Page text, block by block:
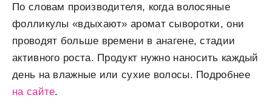
По словам производителя, когда волосяные
фолликулы «вдыхают» аромат сыворотки, они
проводят больше времени в анагене, стадии
активного роста. Продукт нужно наносить каждый
день на влажные или сухие волосы. Подробнее
на сайте.